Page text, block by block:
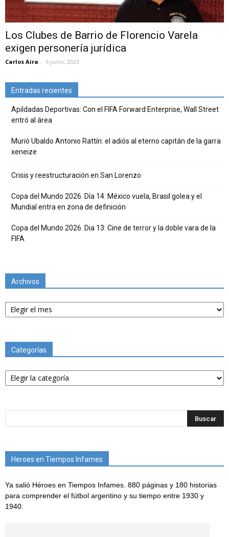
Los Clubes de Barrio de Florencio Varela
exigen personería jurídica
Carlos Aira - 6 junio, 2023
Entradas recientes
Apildadas Deportivas: Con el FIFA Forward Enterprise, Wall Street
entró al área
Murió Ubaldo Antonio Rattín: el adiós al eterno capitán de la garra
xeneize
Crisis y reestructuración en San Lorenzo
Copa del Mundo 2026. Día 14: México vuela, Brasil golea y el
Mundial entra en zona de definición
Copa del Mundo 2026. Dia 13: Cine de terror y la doble vara de la
FIFA
Archivos
Archivos
Categorías
Categorías
Heroes en Tiempos Infames
Ya salió Héroes en Tiempos Infames. 880 páginas y 180 historias
para comprender el fútbol argentino y su tiempo entre 1930 y
1940.